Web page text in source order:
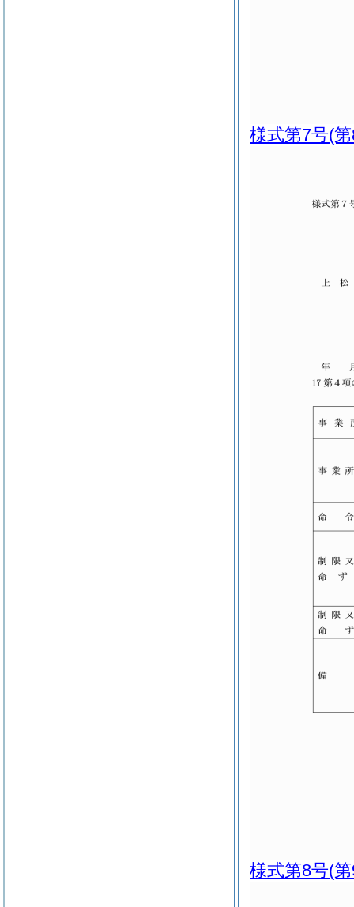
様式第7号(
様式第8号(